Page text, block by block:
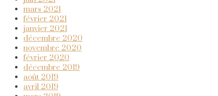
mars 2021
février 2021
janvier 2021
décembre 2020
novembre 2020
février 2020
décembre 2019
août 2019
avril 2019